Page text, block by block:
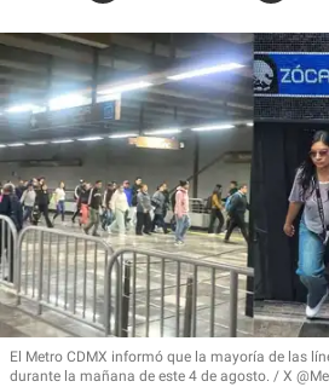
El Metro CDMX informó que la mayoría de las
durante la mañana de este 4 de agosto.
X